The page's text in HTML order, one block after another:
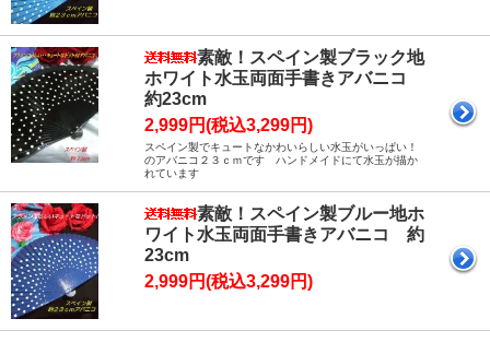
素敵！スペイン製ブラック地
ホワイト水玉両面手書きアバニコ
約23cm
2,999円(税込3,299円)
スペイン製でキュートなかわいらしい水玉がいっぱい！
のアバニコ２３ｃｍです ハンドメイドにて水玉が描か
れています
素敵！スペイン製ブルー地ホ
ワイト水玉両面手書きアバニコ 約
23cm
2,999円(税込3,299円)